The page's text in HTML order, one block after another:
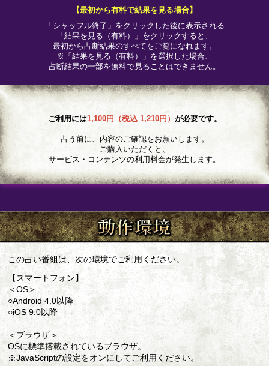
【最初から有料で結果を見る場合】
「シャッフル終了」をクリックした後に表示される
「結果を見る（有料）」をクリックすると、
最初から占断結果のすべてをご覧になれます。
※「結果を見る（有料）」を選択した場合、
占断結果の一部を無料で見ることはできません。
ご利用には1,100円（税込 1,210円） が必要です。
占う前に、内容のご確認をお願いします。
ご購入いただくと、
サービス・コンテンツの利用料金が発生します。
この占い番組は、次の環境でご利用ください。
【スマートフォン】
＜OS＞
○Android 4.0以降
○iOS 9.0以降
＜ブラウザ＞
OSに標準搭載されているブラウザ。
※JavaScriptの設定をオンにしてご利用ください。